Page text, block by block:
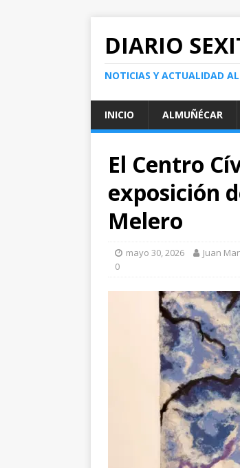
DIARIO
NOTICIAS Y ACTUALIDAD
INICIO ALMUÑÉCAR
El Centro
exposición
Melero
mayo 30, 2026 Juan
0